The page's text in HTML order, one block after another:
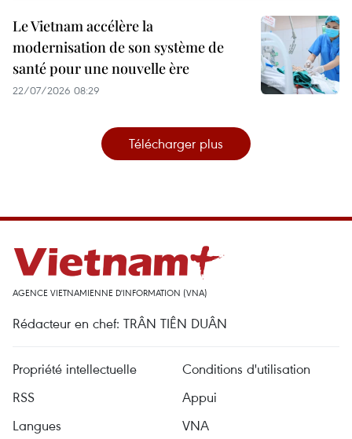
Le Vietnam accélère la
modernisation de son système de
santé pour une nouvelle ère
22/07/2026 08:29
Télécharger plus
AGENCE VIETNAMIENNE D'INFORMATION (VNA)
Rédacteur en chef: TRÂN TIÊN DUÂN
Propriété intellectuelle
Conditions d'utilisation
RSS
Appui
Langues
VNA